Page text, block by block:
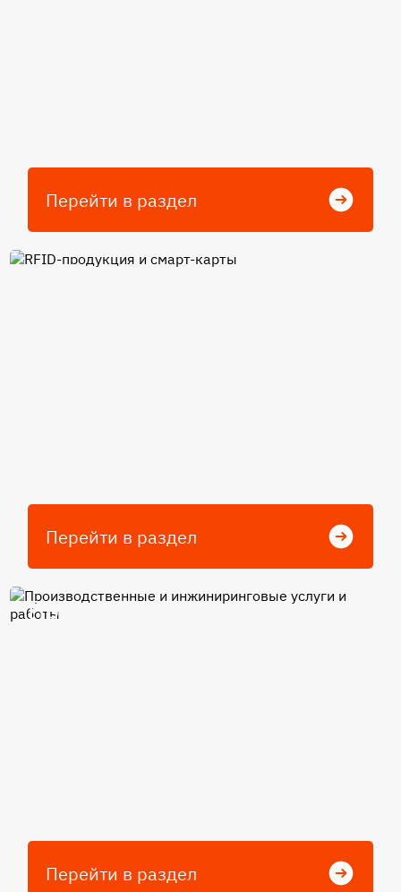
Перейти в раздел
RFID-продукция и смарт-
Перейти в раздел
Производственные и
Перейти в раздел